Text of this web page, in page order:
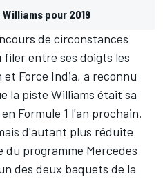
pour 2019
de circonstances
entre ses doigts les
Force India, a reconnu
la piste Williams était sa
Formule 1 l'an prochain.
d'autant plus réduite
programme Mercedes
des deux baquets de la